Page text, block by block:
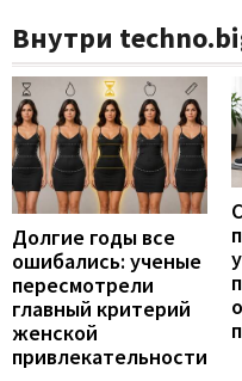
Внутри
Долгие годы все
ошибались: ученые
пересмотрели
главный критерий
женской
привлекательности